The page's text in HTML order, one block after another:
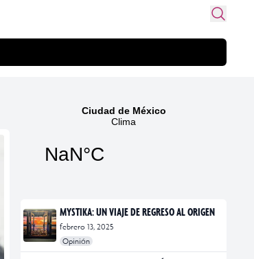
MYSTIKA: UN VIAJE DE REGRESO AL ORIGEN
febrero 13, 2025
Opinión
#exposiciones
#fotografía